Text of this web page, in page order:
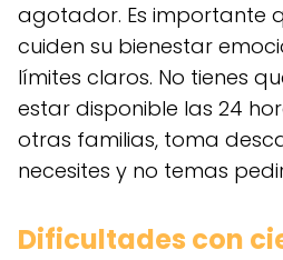
agotador. Es importante
cuiden su bienestar
límites claros. No tienes
estar disponible las 24
otras familias, toma
necesites y no temas
Dificultades con